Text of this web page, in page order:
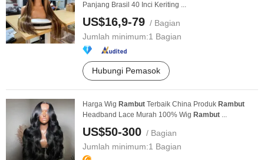
Panjang Brasil 40 Inci Keriting ...
US$16,9-79 / Bagian
Jumlah minimum:1 Bagian
Hubungi Pemasok
Harga Wig Rambut Terbaik China Produk Rambut
Headband Lace Murah 100% Wig Rambut ...
US$50-300 / Bagian
Jumlah minimum:1 Bagian